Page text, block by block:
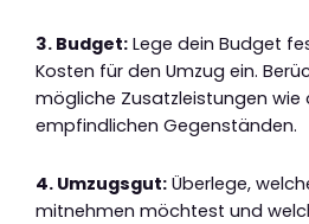
3. Budget: Lege dein Budget
Kosten für den Umzug ein.
mögliche Zusatzleistungen wie
empfindlichen Gegenständen.
4. Umzugsgut: Überlege,
mitnehmen möchtest und